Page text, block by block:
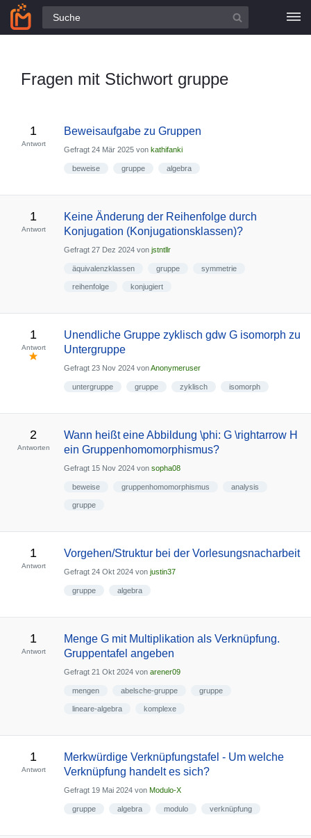
Alle Fragen
Fragen mit Stichwort gruppe
1
Antwort
Beweisaufgabe zu Gruppen
Gefragt 24 Mär 2025 von kathifanki
beweise gruppe algebra
1
Antwort
Keine Änderung der Reihenfolge durch
Konjugation (Konjugationsklassen)?
Gefragt 27 Dez 2024 von jstntllr
äquivalenzklassen gruppe symmetrie
reihenfolge konjugiert
1
Antwort
Unendliche Gruppe zyklisch gdw G isomorph zu
Untergruppe
Gefragt 23 Nov 2024 vonAnonymeruser
untergruppe gruppe zyklisch isomorph
2
Antworten
Wann heißt eine Abbildung \phi: G \rightarrow H
ein Gruppenhomomorphismus?
Gefragt 15 Nov 2024 von sopha08
beweise gruppenhomomorphismus analysis
gruppe
1
Antwort
Vorgehen/Struktur bei der Vorlesungsnacharbeit
Gefragt 24 Okt 2024 von justin37
gruppe algebra
1
Antwort
Menge G mit Multiplikation als Verknüpfung.
Gruppentafel angeben
Gefragt 21 Okt 2024 von arener09
mengen abelsche-gruppe gruppe
lineare-algebra komplexe
1
Antwort
Merkwürdige Verknüpfungstafel - Um welche
Verknüpfung handelt es sich?
Gefragt 19 Mai 2024 von Modulo-X
gruppe algebra modulo verknüpfung